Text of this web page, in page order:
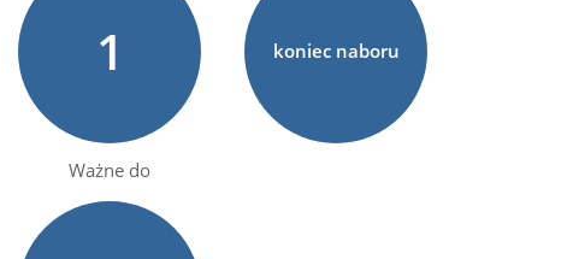
1 koniec naboru
Ważne do